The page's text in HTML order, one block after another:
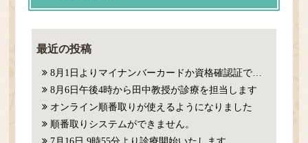
最近の投稿
8月1日よりマイナンバーカードか資格確認証での確認が必要になります。
8月6日午後4時から田中教授が診療を担当します
オンライン順番取りが使えるようになりました
順番取りシステムができません。